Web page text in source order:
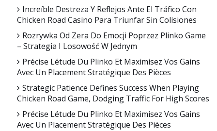
Increíble Destreza Y Reflejos Ante El Tráfico Con
Chicken Road Casino Para Triunfar Sin Colisiones
Rozrywka Od Zera Do Emocji Poprzez Plinko Game
– Strategia I Losowość W Jednym
Précise Létude Du Plinko Et Maximisez Vos Gains
Avec Un Placement Stratégique Des Pièces
Strategic Patience Defines Success When Playing
Chicken Road Game, Dodging Traffic For High Scores
Précise Létude Du Plinko Et Maximisez Vos Gains
Avec Un Placement Stratégique Des Pièces